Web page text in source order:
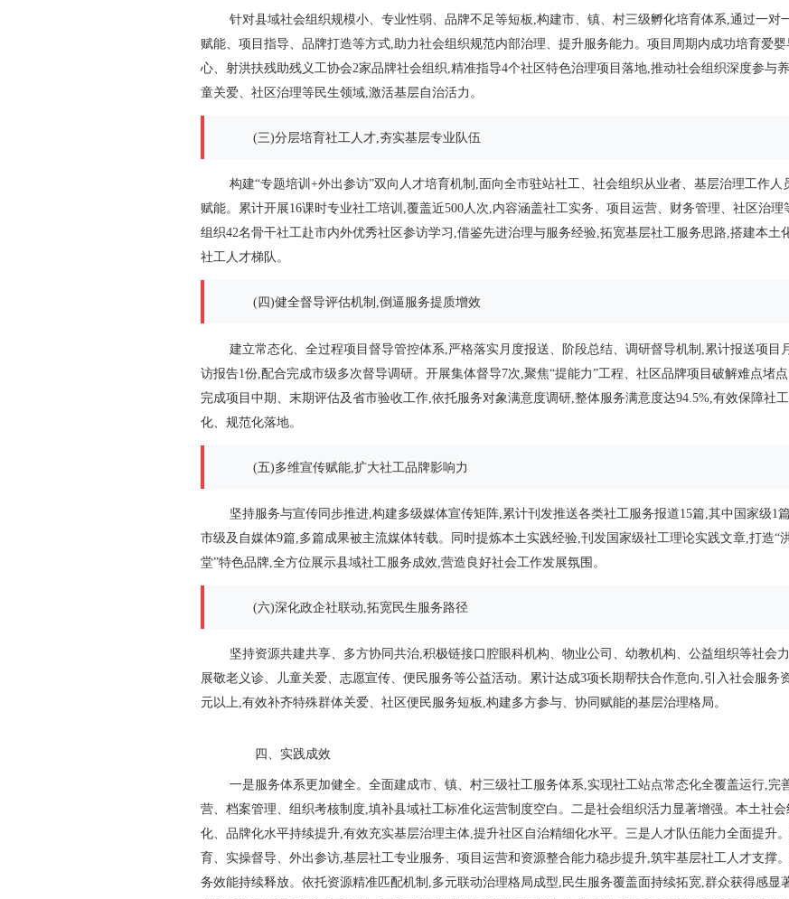
针对县域社会组织规模小、专业性弱、品牌不足等短板,构建市、镇、村三级孵化培育体系,通过一对
赋能、项目指导、品牌打造等方式,助力社会组织规范内部治理、提升服务能力。项目周期内成功培育爱婴
心、射洪扶残助残义工协会2家品牌社会组织,精准指导4个社区特色治理项目落地,推动社会组织深度参与
童关爱、社区治理等民生领域,激活基层自治活力。
(三)分层培育社工人才,夯实基层专业队伍
构建“专题培训+外出参访”双向人才培育机制,面向全市驻站社工、社会组织从业者、基层治理工作人
赋能。累计开展16课时专业社工培训,覆盖近500人次,内容涵盖社工实务、项目运营、财务管理、社区治理
组织42名骨干社工赴市内外优秀社区参访学习,借鉴先进治理与服务经验,拓宽基层社工服务思路,搭建本土
社工人才梯队。
(四)健全督导评估机制,倒逼服务提质增效
建立常态化、全过程项目督导管控体系,严格落实月度报送、阶段总结、调研督导机制,累计报送项目
访报告1份,配合完成市级多次督导调研。开展集体督导7次,聚焦“提能力”工程、社区品牌项目破解难点堵
完成项目中期、末期评估及省市验收工作,依托服务对象满意度调研,整体服务满意度达94.5%,有效保障社
化、规范化落地。
(五)多维宣传赋能,扩大社工品牌影响力
坚持服务与宣传同步推进,构建多级媒体宣传矩阵,累计刊发推送各类社工服务报道15篇,其中国家级1篇
市级及自媒体9篇,多篇成果被主流媒体转载。同时提炼本土实践经验,刊发国家级社工理论实践文章,打造“
堂”特色品牌,全方位展示县域社工服务成效,营造良好社会工作发展氛围。
(六)深化政企社联动,拓宽民生服务路径
坚持资源共建共享、多方协同共治,积极链接口腔眼科机构、物业公司、幼教机构、公益组织等社会
展敬老义诊、儿童关爱、志愿宣传、便民服务等公益活动。累计达成3项长期帮扶合作意向,引入社会服务
元以上,有效补齐特殊群体关爱、社区便民服务短板,构建多方参与、协同赋能的基层治理格局。
四、实践成效
一是服务体系更加健全。全面建成市、镇、村三级社工服务体系,实现社工站点常态化全覆盖运行,完
营、档案管理、组织考核制度,填补县域社工标准化运营制度空白。二是社会组织活力显著增强。本土社
化、品牌化水平持续提升,有效充实基层治理主体,提升社区自治精细化水平。三是人才队伍能力全面提升
育、实操督导、外出参访,基层社工专业服务、项目运营和资源整合能力稳步提升,筑牢基层社工人才支撑
务效能持续释放。依托资源精准匹配机制,多元联动治理格局成型,民生服务覆盖面持续拓宽,群众获得感显